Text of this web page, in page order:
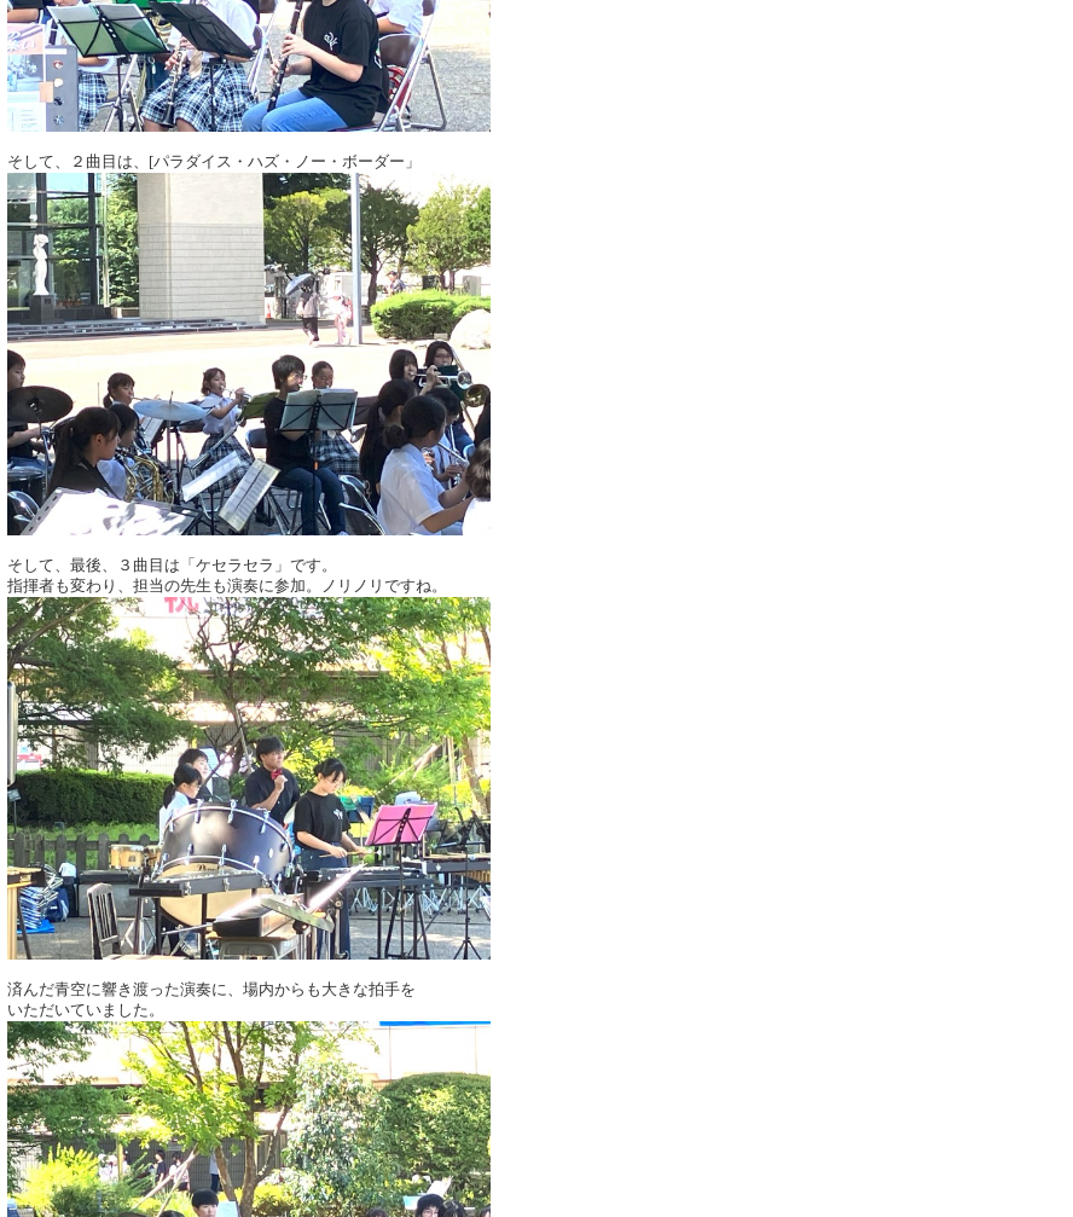
そして、２曲目は、[パラダイス・ハズ・ノー・ボーダー」
そして、最後、３曲目は「ケセラセラ」です。
指揮者も変わり、担当の先生も演奏に参加。ノリノリですね。
済んだ青空に響き渡った演奏に、場内からも大きな拍手を
いただいていました。